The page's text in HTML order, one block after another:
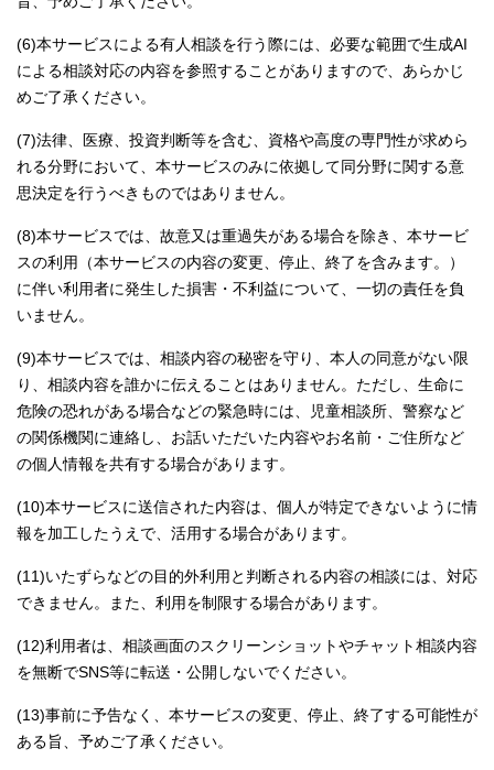
(6)本サービスによる有人相談を行う際には、必要な範囲で生成AI
による相談対応の内容を参照することがありますので、あらかじ
めご了承ください。
(7)法律、医療、投資判断等を含む、資格や高度の専門性が求めら
れる分野において、本サービスのみに依拠して同分野に関する意
思決定を行うべきものではありません。
(8)本サービスでは、故意又は重過失がある場合を除き、本サービ
スの利用（本サービスの内容の変更、停止、終了を含みます。）
に伴い利用者に発生した損害・不利益について、一切の責任を負
いません。
(9)本サービスでは、相談内容の秘密を守り、本人の同意がない限
り、相談内容を誰かに伝えることはありません。ただし、生命に
危険の恐れがある場合などの緊急時には、児童相談所、警察など
の関係機関に連絡し、お話いただいた内容やお名前・ご住所など
の個人情報を共有する場合があります。
(10)本サービスに送信された内容は、個人が特定できないように情
報を加工したうえで、活用する場合があります。
(11)いたずらなどの目的外利用と判断される内容の相談には、対応
できません。また、利用を制限する場合があります。
(12)利用者は、相談画面のスクリーンショットやチャット相談内容
を無断でSNS等に転送・公開しないでください。
(13)事前に予告なく、本サービスの変更、停止、終了する可能性が
ある旨、予めご了承ください。